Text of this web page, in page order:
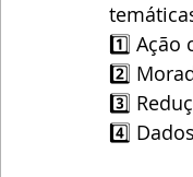
1️⃣ Ação
2️⃣
3️⃣
4️⃣